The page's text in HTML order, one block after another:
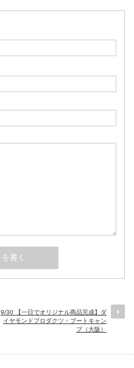
9/30 【一日でオリジナル商品完成】ダ
イヤモンドプロダクツ・ブートキャン
プ（大阪）